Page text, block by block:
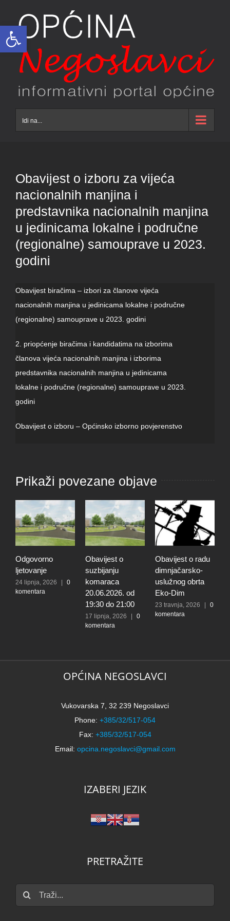
Open toolbar
content
Idi na...
Obavijest o izboru za vijeća
nacionalnih manjina i
predstavnika nacionalnih manjina
u jedinicama lokalne i područne
(regionalne) samouprave u 2023.
godini
Obavijest biračima – izbori za članove vijeća
nacionalnih manjina u jedinicama lokalne i područne
(regionalne) samouprave u 2023. godini
2. priopćenje biračima i kandidatima na izborima
članova vijeća nacionalnih manjina i izborima
predstavnika nacionalnih manjina u jedinicama
lokalne i područne (regionalne) samouprave u 2023.
godini
Obavijest o izboru – Općinsko izborno povjerenstvo
Prikaži povezane objave
Odgovorno
ljetovanje
24 lipnja, 2026
0
komentara
Obavijest o
suzbijanju
komaraca
20.06.2026. od
19:30 do 21:00
17 lipnja, 2026
0
komentara
Obavijest o radu
dimnjačarsko-
uslužnog obrta
Eko-Dim
23 travnja, 2026
0
komentara
OPĆINA NEGOSLAVCI
Vukovarska 7, 32 239 Negoslavci
Phone: +385/32/517-054
Fax: +385/32/517-054
Email: opcina.negoslavci@gmail.com
IZABERI JEZIK
PRETRAŽITE
Traži...